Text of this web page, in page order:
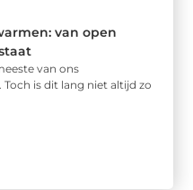
van open
van ons
is dit lang niet altijd zo